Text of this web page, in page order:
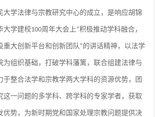
学法律与宗教研究中心的成立，是响应胡锦
大学建校100周年大会上“积极推动学科融合，
重大创新平台和创新团队 ”的讲话精神，以法学
为组织基础，打破学科藩篱，联合组建法律与
于整合法学和宗教学两大学科的资源优势，团
这一问题的多学科、跨学科的专家学者，获取
优势，为新时期党和国家处理宗教问题提供决